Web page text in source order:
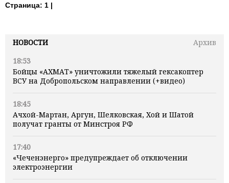
НОВОСТИ
Архив
18:53
Бойцы «АХМАТ» уничтожили тяжелый гексакоптер
ВСУ на Добропольском направлении (+видео)
18:45
Ачхой-Мартан, Аргун, Шелковская, Хой и Шатой
получат гранты от Минстроя РФ
17:40
«Чеченэнерго» предупреждает об отключении
электроэнергии
Страница: 1 |